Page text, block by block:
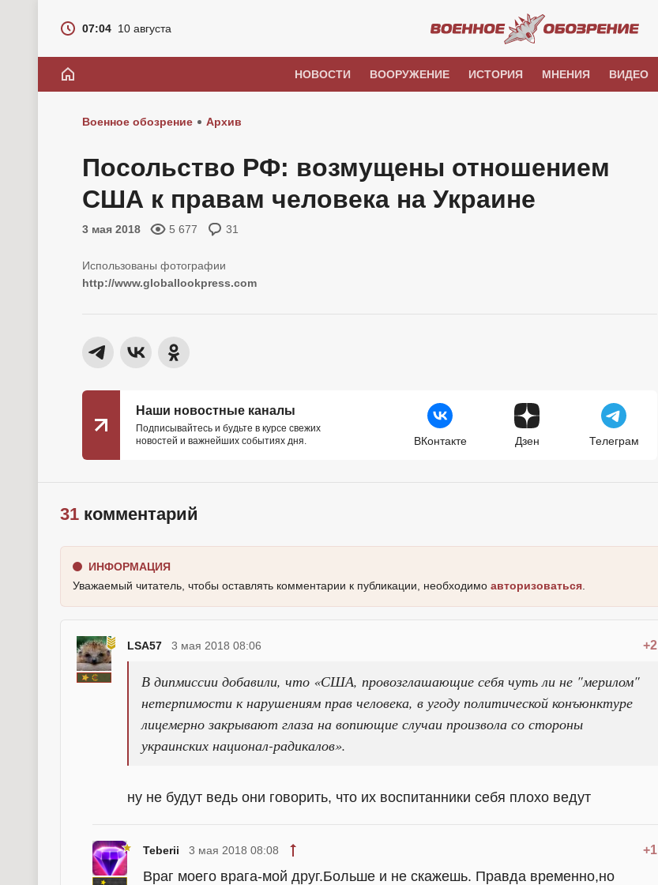
07:04 10 августа
НОВОСТИ ВООРУЖЕНИЕ ИСТОРИЯ МНЕНИЯ ВИДЕО
Военное обозрение Архив
Посольство РФ: возмущены отношением
США к правам человека на Украине
3 мая 2018 5 677 31
http://www.globallookpress.com
Наши новостные каналы
Подписывайтесь и будьте в курсе свежих
новостей и важнейших событиях дня.
ВКонтакте Дзен Телеграм
31 комментарий
ИНФОРМАЦИЯ
Уважаемый читатель, чтобы оставлять комментарии к публикации, необходимо авторизоваться
LSA57 +2
3 мая 2018 08:06
В дипмиссии добавили, что «США, провозглашающие себя чуть ли не "мерилом"
нетерпимости к нарушениям прав человека, в угоду политической конъюнктуре
лицемерно закрывают глаза на вопиющие случаи произвола со стороны
украинских национал-радикалов».
ну не будут ведь они говорить, что их воспитанники себя плохо ведут
Teberii +1
3 мая 2018 08:08
Враг моего врага-мой друг.Больше и не скажешь. Правда временно,но